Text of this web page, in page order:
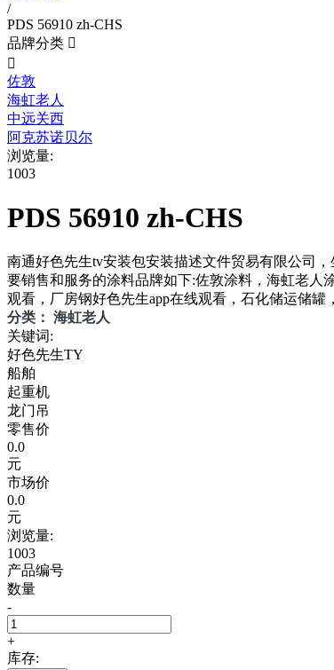
/
PDS 56910 zh-CHS
品牌分类 

佐敦
海虹老人
中远关西
阿克苏诺贝尔
浏览量:
1003
PDS 56910 zh-CHS
南通好色先生tv安装包安装描述文件贸易有限公司
要销售和服务的涂料品牌如下:佐敦涂料，海虹老人涂
观看，厂房钢好色先生app在线观看，石化储运储罐
分类： 海虹老人
关键词:
好色先生TY
船舶
起重机
龙门吊
零售价
0.0
元
市场价
0.0
元
浏览量:
1003
产品编号
数量
-
+
库存: